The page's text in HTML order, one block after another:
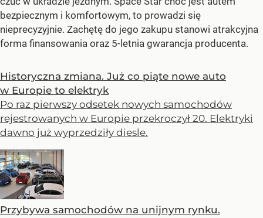
bezpiecznym i komfortowym, to prowadzi się
nieprecyzyjnie. Zachętę do jego zakupu stanowi atrakcyjna
forma finansowania oraz 5-letnia gwarancja producenta.
Historyczna zmiana. Już co piąte nowe auto
w Europie to elektryk
Po raz pierwszy odsetek nowych samochodów
rejestrowanych w Europie przekroczył 20. Elektryki
dawno już wyprzedziły diesle.
Przybywa samochodów na unijnym rynku.